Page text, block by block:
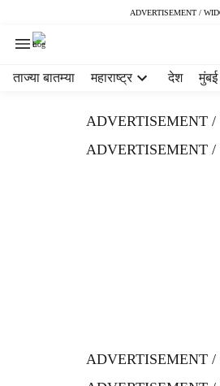
ADVERTISEMENT /
ताज्या बातम्या महाराष्ट्र देश मुंबई
ADVERTISEMENT
ADVERTISEMENT
ADVERTISEMENT